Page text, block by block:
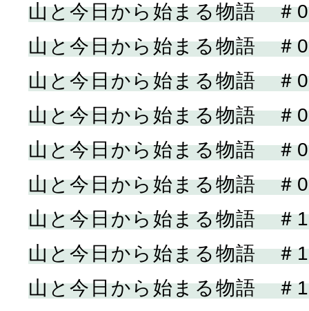
山と今日から始まる物語 ＃
山と今日から始まる物語 ＃
山と今日から始まる物語 ＃
山と今日から始まる物語 ＃
山と今日から始まる物語 ＃
山と今日から始まる物語 ＃
山と今日から始まる物語 ＃
山と今日から始まる物語 ＃
山と今日から始まる物語 ＃